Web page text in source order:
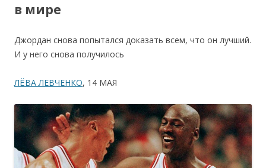
в мире
Джордан снова попытался доказать всем, что он лучший.
И у него снова получилось
ЛЁВА ЛЕВЧЕНКО, 14 МАЯ